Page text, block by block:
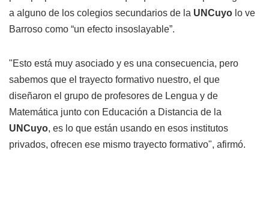
a alguno de los colegios secundarios de la UNCuyo lo ve
Barroso como “un efecto insoslayable”.
"Esto está muy asociado y es una consecuencia, pero
sabemos que el trayecto formativo nuestro, el que
diseñaron el grupo de profesores de Lengua y de
Matemática junto con Educación a Distancia de la
UNCuyo, es lo que están usando en esos institutos
privados, ofrecen ese mismo trayecto formativo", afirmó.